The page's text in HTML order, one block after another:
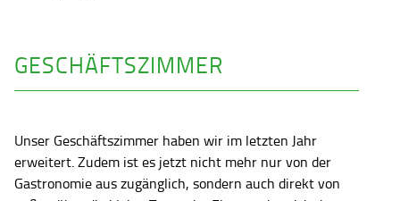
GESCHÄFTSZIMMER
Unser Geschäftszimmer haben wir im letzten Jahr
erweitert. Zudem ist es jetzt nicht mehr nur von der
Gastronomie aus zugänglich, sondern auch direkt von